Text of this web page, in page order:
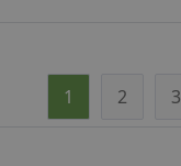
1 2 3